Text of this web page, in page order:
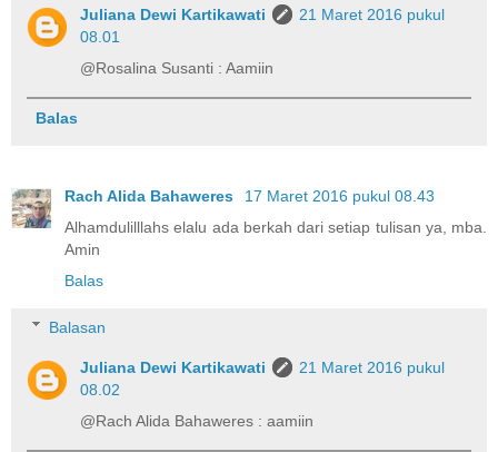
Juliana Dewi Kartikawati
21 Maret 2016 pukul
08.01
@Rosalina Susanti : Aamiin
Balas
Rach Alida Bahaweres
17 Maret 2016 pukul 08.43
Alhamdulilllahs elalu ada berkah dari setiap tulisan ya, mba.
Amin
Balas
Balasan
Juliana Dewi Kartikawati
21 Maret 2016 pukul
08.02
@Rach Alida Bahaweres : aamiin